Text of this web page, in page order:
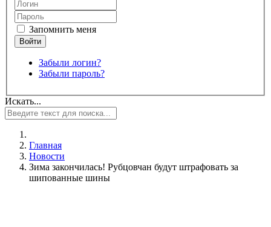
Запомнить меня
Забыли логин?
Забыли пароль?
Искать...
Главная
Новости
Зима закончилась! Рубцовчан будут штрафовать за
шипованные шины